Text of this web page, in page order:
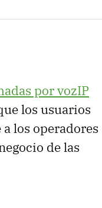
por vozIP
los usuarios
los operadores
de las